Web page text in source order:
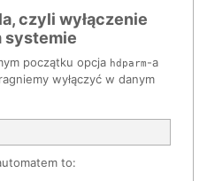
czyli wyłączenie
systemie
początku opcja hdparm-a
wyłączyć w danym
to: